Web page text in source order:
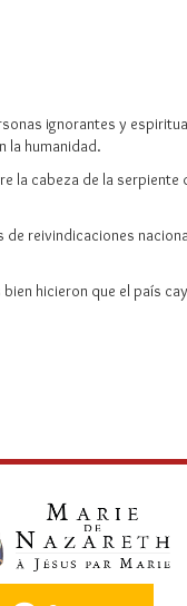
ignorantes y
la humanidad.
la cabeza de la serpiente
reivindicaciones
hicieron que el país